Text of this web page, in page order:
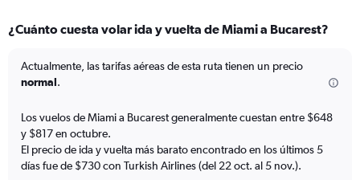
Range:
categories.
The
has
1
Y
axis
displaying
¿Cuánto cuesta volar ida y vuelta de Miami a Bucarest?
Actualmente, las tarifas aéreas de esta ruta tienen un precio
normal.
Los vuelos de Miami a Bucarest generalmente cuestan entre $648
y $817 en octubre.
El precio de ida y vuelta más barato encontrado en los últimos 5
días fue de $730 con Turkish Airlines (del 22 oct. al 5 nov.).